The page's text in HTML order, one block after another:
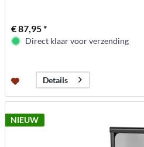
€ 87,95 *
Direct klaar voor verzending
Details
NIEUW